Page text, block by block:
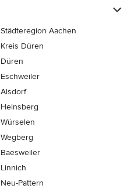
Städteregion Aachen
Kreis Düren
Düren
Eschweiler
Alsdorf
Heinsberg
Würselen
Wegberg
Baesweiler
Linnich
Neu-Pattern